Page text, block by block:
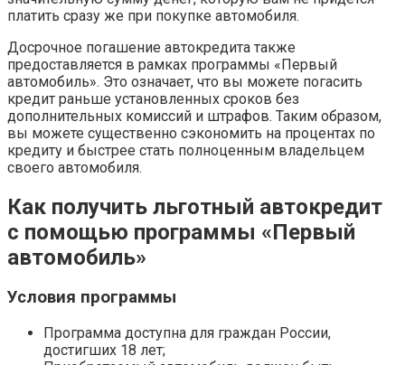
платить сразу же при покупке автомобиля.
Досрочное погашение автокредита также
предоставляется в рамках программы «Первый
автомобиль». Это означает, что вы можете погасить
кредит раньше установленных сроков без
дополнительных комиссий и штрафов. Таким образом,
вы можете существенно сэкономить на процентах по
кредиту и быстрее стать полноценным владельцем
своего автомобиля.
Как получить льготный автокредит
с помощью программы «Первый
автомобиль»
Условия программы
Программа доступна для граждан России,
достигших 18 лет;